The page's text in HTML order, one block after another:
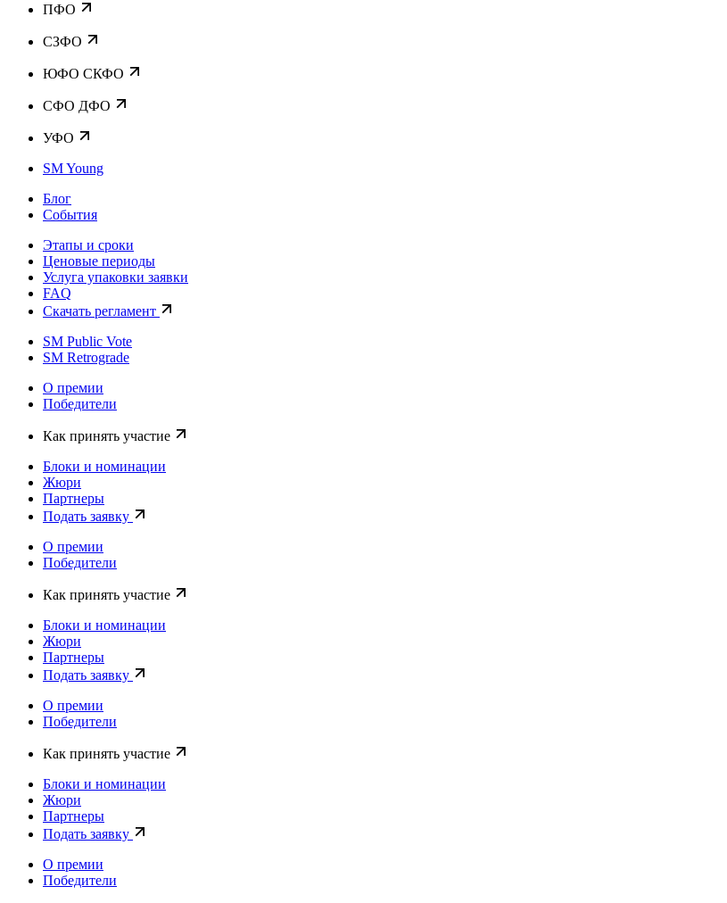
ПФО
СЗФО
ЮФО СКФО
CФО ДФО
УФО
SM Young
Блог
События
Этапы и сроки
Ценовые периоды
Услуга упаковки заявки
FAQ
Скачать регламент
SM Public Vote
SM Retrograde
О премии
Победители
Как принять участие
Блоки и номинации
Жюри
Партнеры
Подать заявку
О премии
Победители
Как принять участие
Блоки и номинации
Жюри
Партнеры
Подать заявку
О премии
Победители
Как принять участие
Блоки и номинации
Жюри
Партнеры
Подать заявку
О премии
Победители